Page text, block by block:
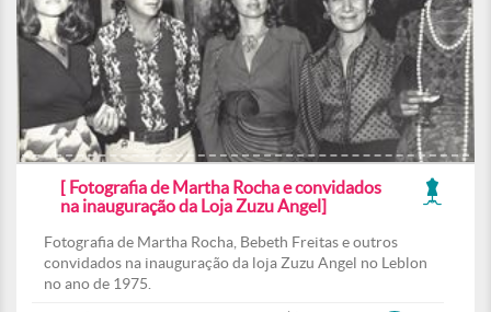
[ Fotografia de Martha Rocha e convidados
na inauguração da Loja Zuzu Angel]
Fotografia de Martha Rocha, Bebeth Freitas e outros
convidados na inauguração da loja Zuzu Angel no Leblon
no ano de 1975.